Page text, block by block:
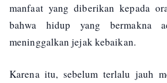
manfaat yang diberikan kepada
bahwa hidup yang bermakna
meninggalkan jejak kebaikan.
Karena itu, sebelum terlalu jauh